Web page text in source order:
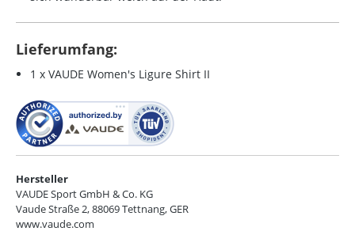
Lieferumfang:
1 x VAUDE Women's Ligure Shirt II
Hersteller
VAUDE Sport GmbH & Co. KG
Vaude Straße 2, 88069 Tettnang, GER
www.vaude.com